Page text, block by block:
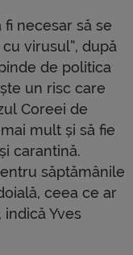
necesar să se
virusul”, după
de politica
un risc care
Coreei de
mult și să fie
carantină.
săptămânile
ceea ce ar
Yves